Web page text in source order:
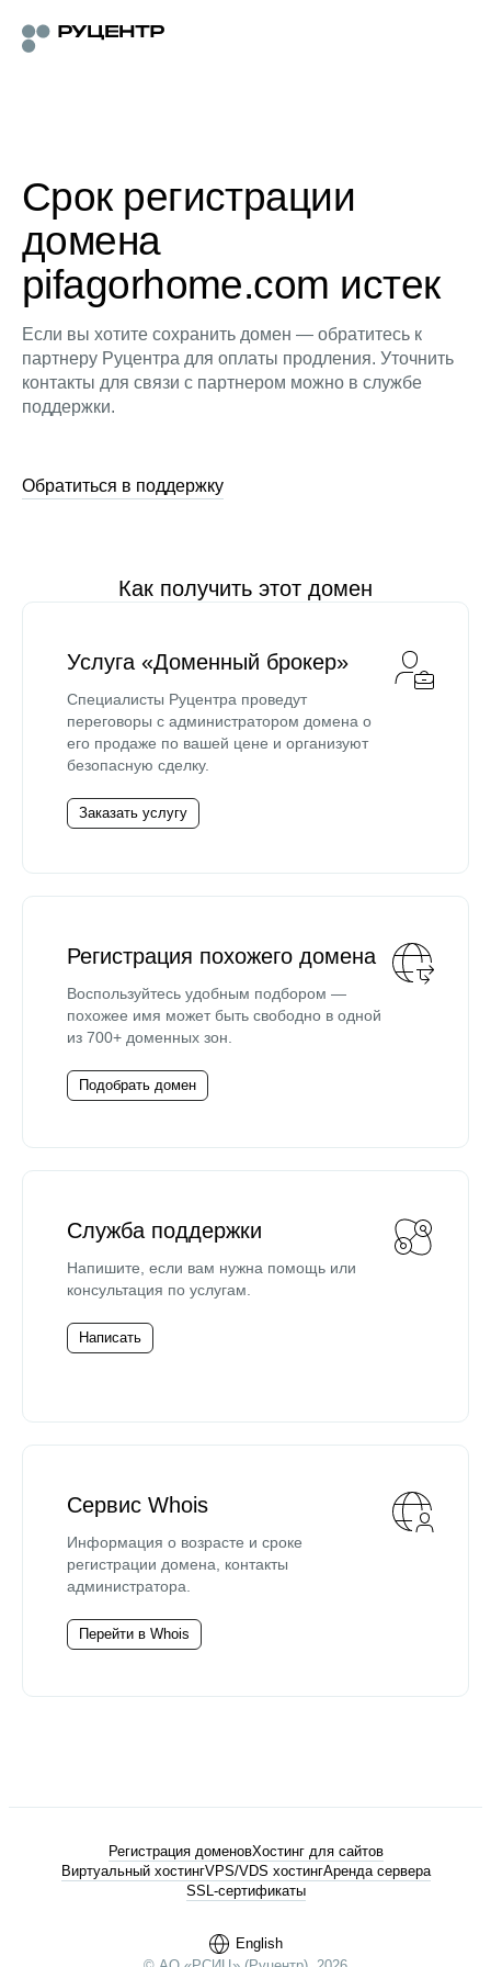
Срок регистрации
домена
pifagorhome.com истек
Если вы хотите сохранить домен — обратитесь к
партнеру Руцентра для оплаты продления. Уточнить
контакты для связи с партнером можно в службе
поддержки.
Обратиться в поддержку
Как получить этот домен
Услуга «Доменный брокер»
Специалисты Руцентра проведут
переговоры с администратором домена о
его продаже по вашей цене и организуют
безопасную сделку.
Заказать услугу
Регистрация похожего домена
Воспользуйтесь удобным подбором —
похожее имя может быть свободно в одной
из 700+ доменных зон.
Подобрать домен
Служба поддержки
Напишите, если вам нужна помощь или
консультация по услугам.
Написать
Сервис Whois
Информация о возрасте и сроке
регистрации домена, контакты
администратора.
Перейти в Whois
English
Регистрация доменовХостинг для сайтов
Виртуальный хостингVPS/VDS хостингАренда сервера
SSL-сертификаты